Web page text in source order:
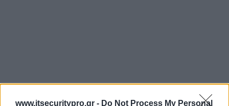
www.itsecuritypro.gr - Do Not Process My Personal